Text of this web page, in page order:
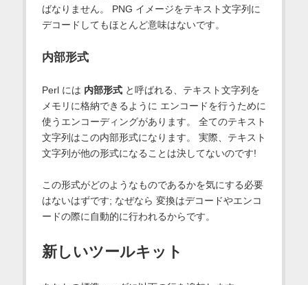
ばなりません。 PNG イメージをテキスト文字列に
デコードしてもほとんど意味はないです。
内部形式
Perl には 内部形式と呼ばれる、テキスト文字列を
メモリに格納できるように エンコードを行うために
使うエンコーディングがあります。 全てのテキスト
文字列はこの内部形式になります。 実際、テキスト
文字列が他の形式になることは決してないのです!
この形式がどのようなものであるかを気にする必要
はないはずです; なぜなら 変換はデコードやエンコ
ードの際に自動的に行われるからです。
新しいツールキット